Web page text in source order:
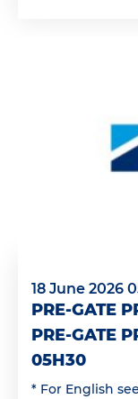
18 June 2026
PRE-GATE
PRE-GATE
05H30
* For English